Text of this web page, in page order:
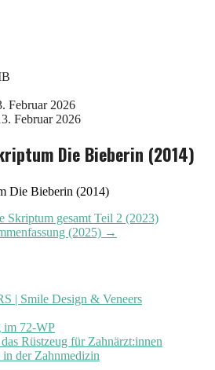
Februar 2026
Februar 2026
Die Bieberin (2014)
Die Bieberin (2014)
Skriptum gesamt Teil 2 (2023)
(2025) →
| Smile Design & Veneers
im 72-WP
Rüstzeug für Zahnärzt:innen
der Zahnmedizin